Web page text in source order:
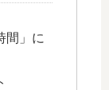
間」に